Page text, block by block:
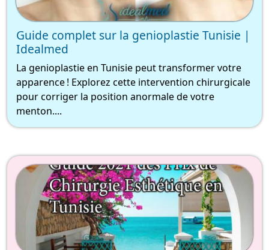
Guide complet sur la genioplastie Tunisie |
Idealmed
La genioplastie en Tunisie peut transformer votre
apparence ! Explorez cette intervention chirurgicale
pour corriger la position anormale de votre
menton....